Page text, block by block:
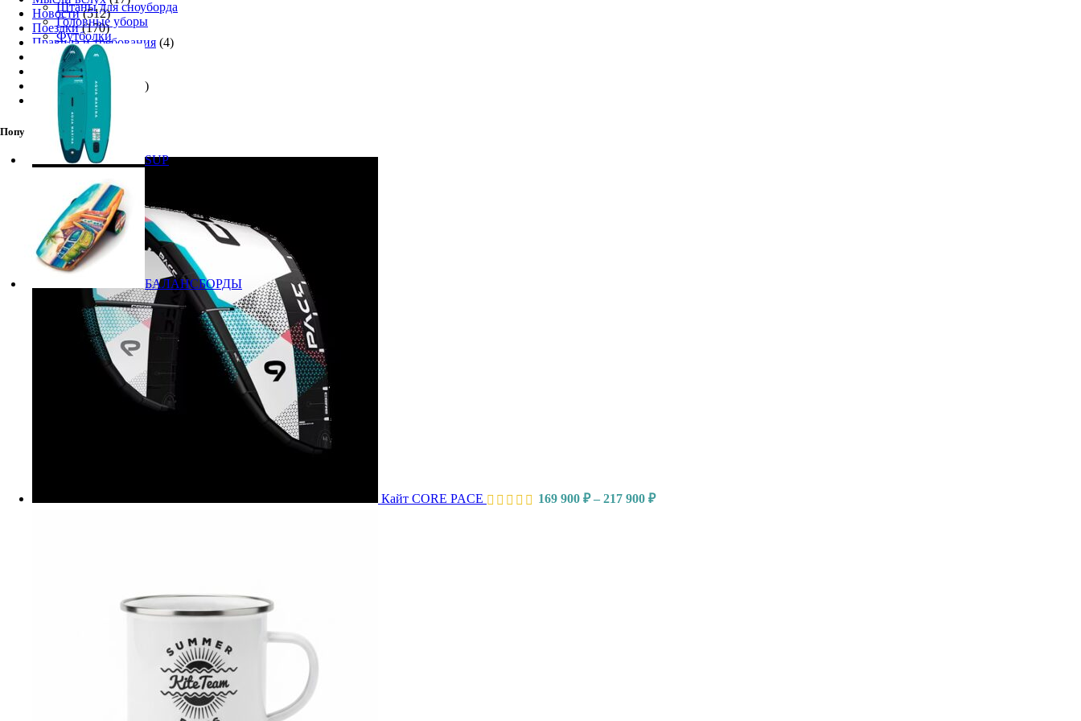
Штаны для сноуборда
Головные уборы
Футболки
SUP
БАЛАНСБОРДЫ
Новости(512)
Поездки(170)
Правила и требования (4)
Снаряжение (261)
Соревнования
Техника катания
(32)
(133)
Популярные товары
Кайт CORE PACE 169 900 ₽ – 217 900 ₽